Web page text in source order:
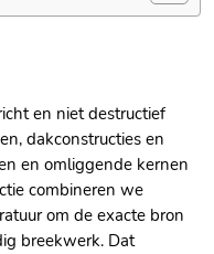
en niet destructief
dakconstructies en
en omliggende kernen
combineren we
om de exacte bron
breekwerk.​ Dat